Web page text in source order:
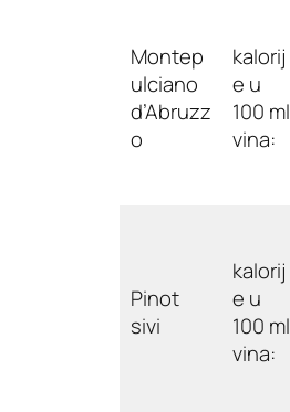
Montep
ulciano
d’Abruzz
o
kalorij
e u
100 ml
vina:
Pinot
sivi
kalorij
e u
100 ml
vina: